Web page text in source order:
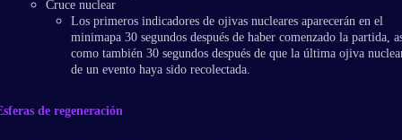
Cruce nuclear
Los primeros indicadores de ojivas nucleares aparecerán en el
minimapa 30 segundos después de haber comenzado la partida,
como también 30 segundos después de que la última ojiva
de un evento haya sido recolectada.
de regeneración